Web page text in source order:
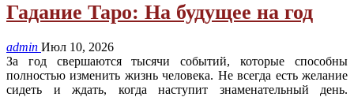
Гадание Таро: На будущее на год
admin Июл 10, 2026
За год свершаются тысячи событий, которые способны
полностью изменить жизнь человека. Не всегда есть желание
сидеть и ждать, когда наступит знаменательный день.